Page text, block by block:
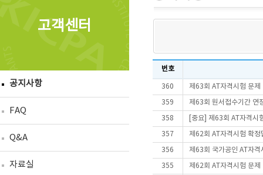
고객센터
공지사항
FAQ
Q&A
자료실
번호
360 제63회 AT자격시험 문
359 제63회 원서접수기간 연
358 [중요] 제63회 AT자격시
357 제62회 AT자격시험 확정
356 제63회 국가공인 AT자격
355 제62회 AT자격시험 문